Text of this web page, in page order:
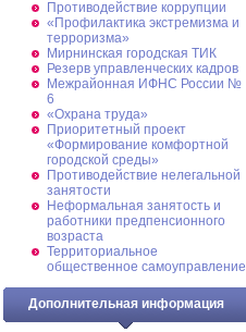
Противодействие коррупции
«Профилактика экстремизма и
терроризма»
Мирнинская городская ТИК
Резерв управленческих кадров
Межрайонная ИФНС России №
6
«Охрана труда»
Приоритетный проект
«Формирование комфортной
городской среды»
Противодействие нелегальной
занятости
Неформальная занятость и
работники предпенсионного
возраста
Территориальное
общественное самоуправление
Дополнительная информация